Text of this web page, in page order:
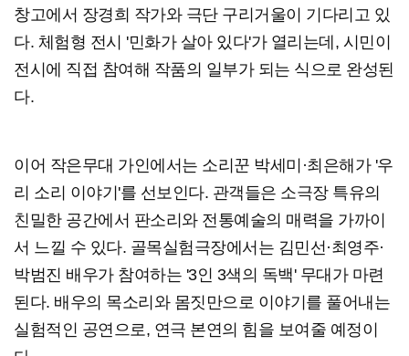
창고에서 장경희 작가와 극단 구리거울이 기다리고 있
다. 체험형 전시 '민화가 살아 있다'가 열리는데, 시민이
전시에 직접 참여해 작품의 일부가 되는 식으로 완성된
다.
이어 작은무대 가인에서는 소리꾼 박세미·최은해가 '우
리 소리 이야기'를 선보인다. 관객들은 소극장 특유의
친밀한 공간에서 판소리와 전통예술의 매력을 가까이
서 느낄 수 있다. 골목실험극장에서는 김민선·최영주·
박범진 배우가 참여하는 '3인 3색의 독백' 무대가 마련
된다. 배우의 목소리와 몸짓만으로 이야기를 풀어내는
실험적인 공연으로, 연극 본연의 힘을 보여줄 예정이